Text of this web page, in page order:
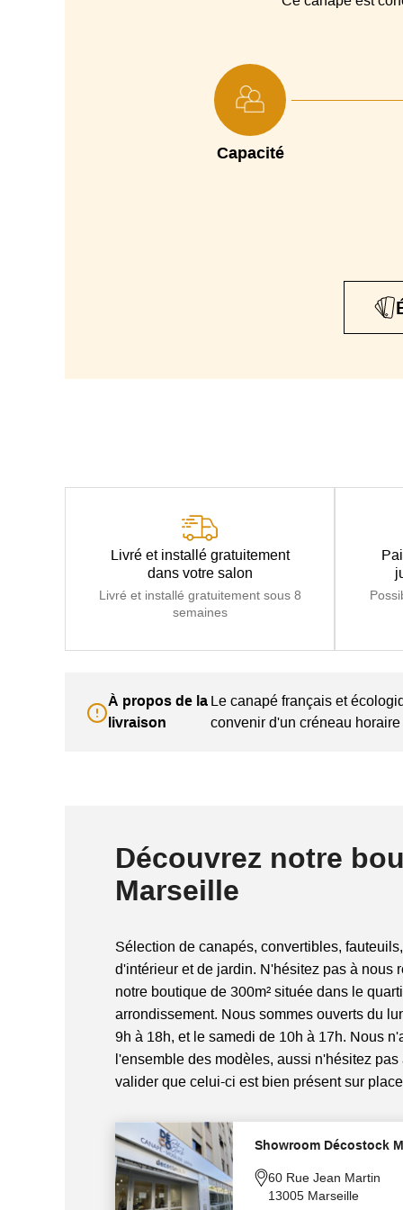
Capacité
Livré et installé gratuitement
dans votre salon
Livré et installé gratuitement sous 8
semaines
À propos de la
livraison
Le canapé français et
convenir d'un créneau
Découvrez notre
Marseille
Sélection de canapés, convertibles,
d'intérieur et de jardin. N'hésitez pas à nous
notre boutique de 300m² située dans le
arrondissement. Nous sommes ouverts du
9h à 18h, et le samedi de 10h à 17h. Nous
l'ensemble des modèles, aussi n'hésitez
valider que celui-ci est bien présent sur
Showroom Décostock
60 Rue Jean Martin
13005 Marseille